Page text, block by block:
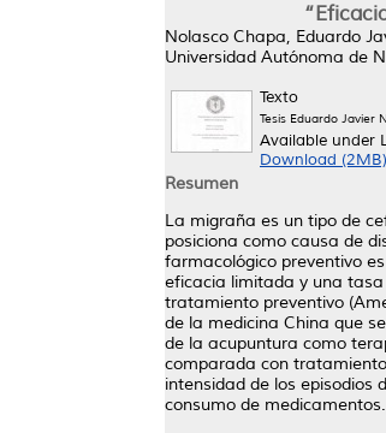
Nolasco Chapa, Eduardo
Universidad Autónoma de
Texto
Tesis Eduardo Javier
Available under
Download (2MB)
Resumen
La migraña es un tipo de
posiciona como causa de
farmacológico preventivo
eficacia limitada y una
tratamiento preventivo
de la medicina China que
de la acupuntura como
comparada con
intensidad de los episodios
consumo de medicamentos.